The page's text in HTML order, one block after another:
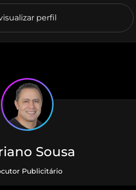
perfil
Sousa
Publicitário